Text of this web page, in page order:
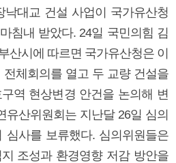
낙대교 건설 사업이 국가유산청
침내 받았다. 24일 국민의힘 김
산시에 따르면 국가유산청은 이
체회의를 열고 두 교량 건설을
역 현상변경 안건을 논의해 변
유산위원회는 지난달 26일 심의
심사를 보류했다. 심의위원들은
조성과 환경영향 저감 방안을